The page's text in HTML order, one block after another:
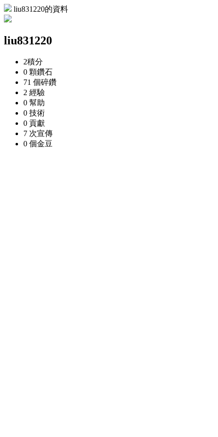
liu831220的資料
liu831220
2積分
0 顆鑽石
71 個碎鑽
2 經驗
0 幫助
0 技術
0 貢獻
7 次宣傳
0 個金豆